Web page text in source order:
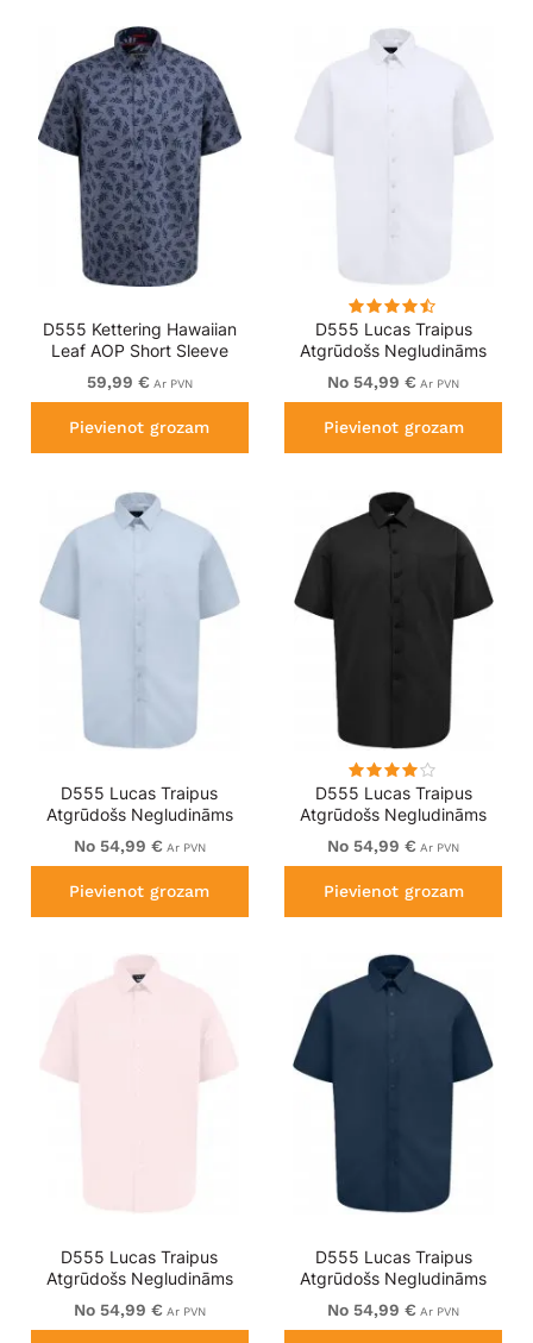
D555 Kettering Hawaiian
Leaf AOP Short Sleeve
Button Down Collar Shirt
Denim
59,99 € Ar PVN
Pievienot grozam
D555 Lucas Traipus
Atgrūdošs Negludināms
Elastīgs Krekls Ar Īsām
Piedurknēm Balts
No 54,99 € Ar PVN
Pievienot grozam
D555 Lucas Traipus
Atgrūdošs Negludināms
Elastīgs Krekls Ar Īsām
Piedurknēm Debeszils
No 54,99 € Ar PVN
Pievienot grozam
D555 Lucas Traipus
Atgrūdošs Negludināms
Elastīgs Krekls Ar Īsām
Piedurknēm Melns
No 54,99 € Ar PVN
Pievienot grozam
D555 Lucas Traipus
Atgrūdošs Negludināms
Elastīgs Krekls Ar Īsām
Piedurknēm Rozā
No 54,99 € Ar PVN
D555 Lucas Traipus
Atgrūdošs Negludināms
Elastīgs Krekls Ar Īsām
Piedurknēm Tumši Zils
No 54,99 € Ar PVN